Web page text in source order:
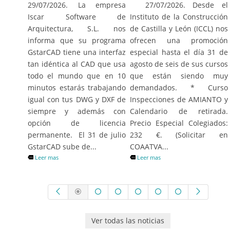
29/07/2026. La empresa
Iscar Software de
Arquitectura, S.L. nos
informa que su programa
GstarCAD tiene una interfaz
tan idéntica al CAD que usa
todo el mundo que en 10
minutos estarás trabajando
igual con tus DWG y DXF de
siempre y además con
opción de licencia
permanente. El 31 de julio
GstarCAD sube de...
Leer mas
27/07/2026. Desde el
Instituto de la Construcción
de Castilla y León (ICCL) nos
ofrecen una promoción
especial hasta el día 31 de
agosto de seis de sus cursos
que están siendo muy
demandados. * Curso
Inspecciones de AMIANTO y
Calendario de retirada.
Precio Especial Colegiados:
232 €. (Solicitar en
COAATVA...
Leer mas
Ver todas las noticias